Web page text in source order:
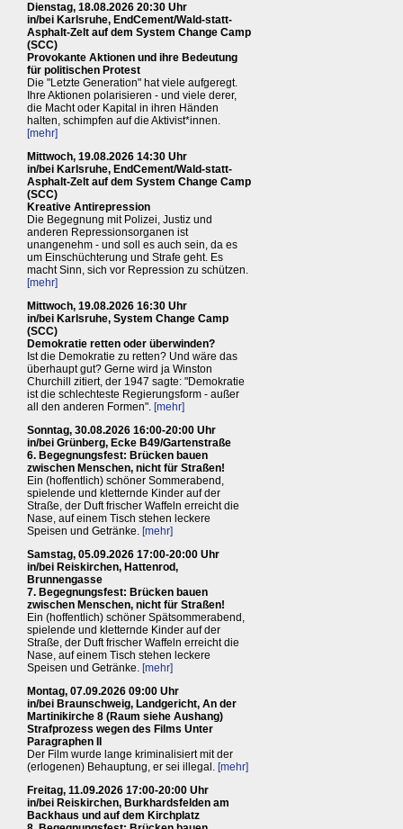
Dienstag, 18.08.2026 20:30 Uhr
in/bei Karlsruhe, EndCement/Wald-statt-
Asphalt-Zelt auf dem System Change Camp
(SCC)
Provokante Aktionen und ihre Bedeutung
für politischen Protest
Die "Letzte Generation" hat viele aufgeregt.
Ihre Aktionen polarisieren - und viele derer,
die Macht oder Kapital in ihren Händen
halten, schimpfen auf die Aktivist*innen.
[mehr]
Mittwoch, 19.08.2026 14:30 Uhr
in/bei Karlsruhe, EndCement/Wald-statt-
Asphalt-Zelt auf dem System Change Camp
(SCC)
Kreative Antirepression
Die Begegnung mit Polizei, Justiz und
anderen Repressionsorganen ist
unangenehm - und soll es auch sein, da es
um Einschüchterung und Strafe geht. Es
macht Sinn, sich vor Repression zu schützen.
[mehr]
Mittwoch, 19.08.2026 16:30 Uhr
in/bei Karlsruhe, System Change Camp
(SCC)
Demokratie retten oder überwinden?
Ist die Demokratie zu retten? Und wäre das
überhaupt gut? Gerne wird ja Winston
Churchill zitiert, der 1947 sagte: "Demokratie
ist die schlechteste Regierungsform - außer
all den anderen Formen". [mehr]
Sonntag, 30.08.2026 16:00-20:00 Uhr
in/bei Grünberg, Ecke B49/Gartenstraße
6. Begegnungsfest: Brücken bauen
zwischen Menschen, nicht für Straßen!
Ein (hoffentlich) schöner Sommerabend,
spielende und kletternde Kinder auf der
Straße, der Duft frischer Waffeln erreicht die
Nase, auf einem Tisch stehen leckere
Speisen und Getränke. [mehr]
Samstag, 05.09.2026 17:00-20:00 Uhr
in/bei Reiskirchen, Hattenrod,
Brunnengasse
7. Begegnungsfest: Brücken bauen
zwischen Menschen, nicht für Straßen!
Ein (hoffentlich) schöner Spätsommerabend,
spielende und kletternde Kinder auf der
Straße, der Duft frischer Waffeln erreicht die
Nase, auf einem Tisch stehen leckere
Speisen und Getränke. [mehr]
Montag, 07.09.2026 09:00 Uhr
in/bei Braunschweig, Landgericht, An der
Martinikirche 8 (Raum siehe Aushang)
Strafprozess wegen des Films Unter
Paragraphen II
Der Film wurde lange kriminalisiert mit der
(erlogenen) Behauptung, er sei illegal. [mehr]
Freitag, 11.09.2026 17:00-20:00 Uhr
in/bei Reiskirchen, Burkhardsfelden am
Backhaus und auf dem Kirchplatz